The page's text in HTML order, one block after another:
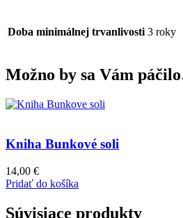
Doba minimálnej trvanlivosti 3 roky
Možno by sa Vám
Kniha Bunkové soli
14,00 €
Pridať do košíka
Súvisiace produkty